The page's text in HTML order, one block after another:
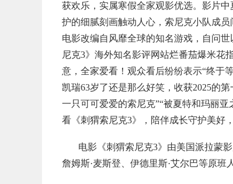
获欢乐，实属寒假全家观影优选。影片
护的细腻刻画触动人心，索尼克小队成
电影改编自风靡全球的知名游戏，自问
尼克3》海外知名影评网站烂番茄爆米花
意，全家爱看！观众看后纷纷表示“终于
凯瑞63岁了还是那么好笑，收获2025的
一只可可爱爱的索尼克”“被夏特和玛丽
看《刺猬索尼克3》，陪伴成长守护美好
电影《刺猬索尼克3》由美国派拉蒙
詹姆斯·麦斯登、伊德里斯·艾尔巴等原班